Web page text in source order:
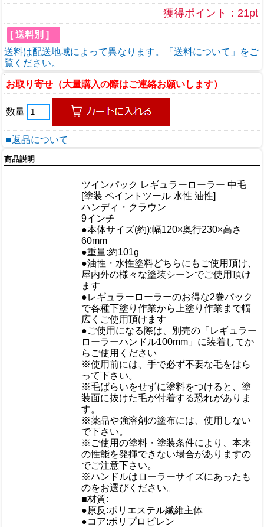
獲得ポイント：21pt
[ 送料別 ]
送料は配送地域によって異なります。「送料について」をご
覧ください。
お取り寄せ（大量購入の際はご連絡お願いします）
数量
■返品について
商品説明
ツインパック レギュラーローラー 中毛
[塗装 ペイントツール 水性 油性]
ハンディ・クラウン
9インチ
●本体サイズ(約):幅120×奥行230×高さ
60mm
●重量:約101g
●油性・水性塗料どちらにもご使用頂け、
屋内外の様々な塗装シーンでご使用頂け
ます
●レギュラーローラーのお得な2巻パック
で各種下塗り作業から上塗り作業まで幅
広くご使用頂けます
●ご使用になる際は、別売の「レギュラー
ローラーハンドル100mm」に装着してか
らご使用ください
※使用前には、手で必ず不要な毛をはら
って下さい。
※毛ばらいをせずに塗料をつけると、塗
装面に抜けた毛が付着する恐れがありま
す。
※薬品や強溶剤の塗布には、使用しない
で下さい。
※ご使用の塗料・塗装条件により、本来
の性能を発揮できない場合がありますの
でご注意下さい。
※ハンドルはローラーサイズにあったも
のをお選びください。
■材質:
●原反:ポリエステル繊維主体
●コア:ポリプロピレン